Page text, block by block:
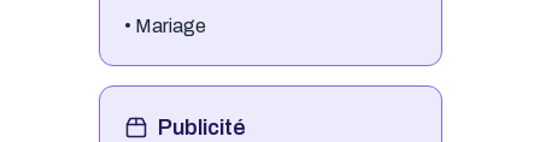
• Mariage
Publicité